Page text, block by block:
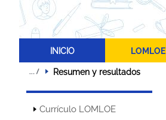
INICIO LOMLOE
Resumen y resultados
Currículo LOMLOE